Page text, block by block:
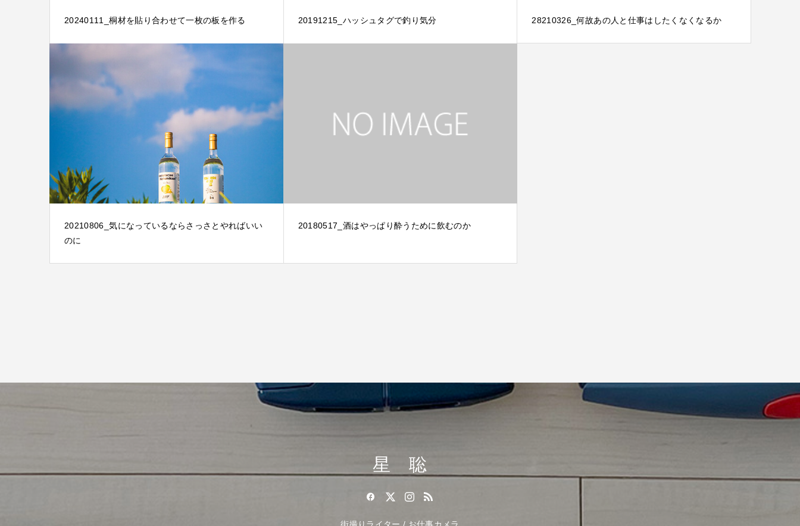
20240111_桐材を貼り合わせて一枚の板を作る 20191215_ハッシュタグで釣り気分 28210326_何故あの人と仕事はしたくなくなるか
20210806_気になっているならさっさとやればいい
のに
20180517_酒はやっぱり酔うために飲むのか
星 聡